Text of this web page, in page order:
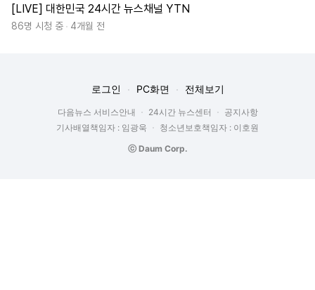
[LIVE] 대한민국 24시간 뉴스채널 YTN
86명 시청 중 4개월 전
로그인 PC화면 전체보기
다음뉴스 서비스안내 24시간 뉴스센터
공지사항
기사배열책임자 : 임광욱
청소년보호책임자 : 이호원
ⓒ Daum Corp.